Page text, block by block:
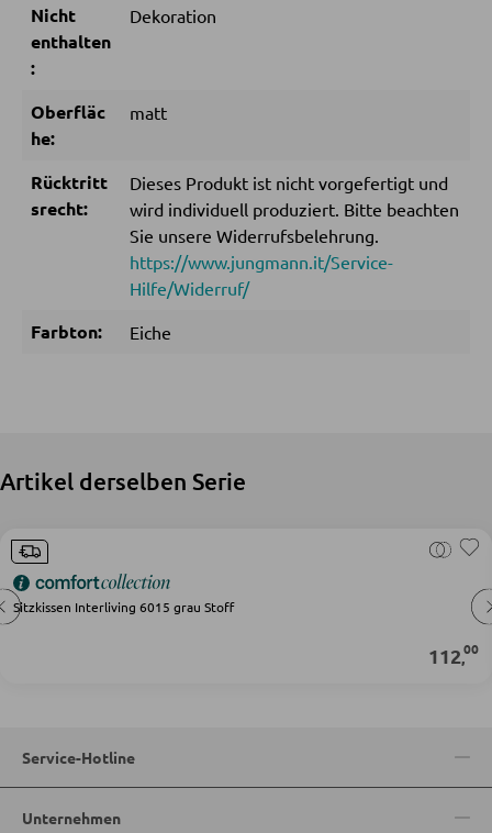
Nachttische
Boxspringbetten
Polsterbetten
Komplette Schlafzimmer
MATRATZEN SHOP
Matratzen
KLEIDERSCHRÄNKE
Schmink- und Kosmetikspiegel
Nicht
enthalten
:
Dekoration
Oberfläc
he:
matt
Rücktritt
srecht:
Dieses Produkt ist nicht vorgefertigt und
wird individuell produziert. Bitte beachten
Sie unsere Widerrufsbelehrung.
https://www.jungmann.it/Service-
Hilfe/Widerruf/
Farbton: Eiche
Artikel derselben Serie
Sitzkissen Interliving 6015 grau Stoff
112,00
Service-Hotline
Unternehmen